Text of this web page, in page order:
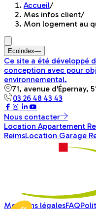
Accueil/
Mes infos client/
Mon logement au
Ecoindex—
Ce site a été développé
conception avec pour
environnemental.
71, avenue d'Épernay,
03 26 48 43 43
Nous contacter
Location Appartement
ReimsLocation Garage
Mentions légalesFAQ